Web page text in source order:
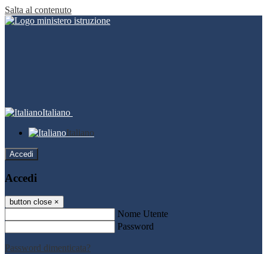
Salta al contenuto
Italiano
Italiano
Accedi
Accedi
button close ×
Nome Utente
Password
Password dimenticata?